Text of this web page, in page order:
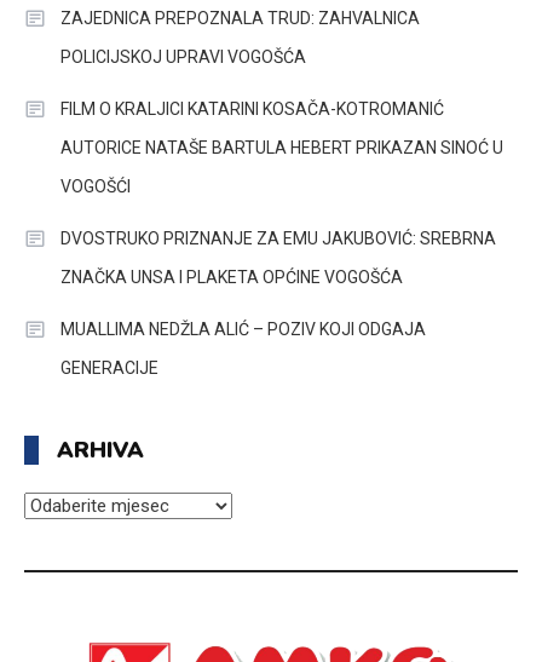
ZAJEDNICA PREPOZNALA TRUD: ZAHVALNICA
POLICIJSKOJ UPRAVI VOGOŠĆA
FILM O KRALJICI KATARINI KOSAČA-KOTROMANIĆ
AUTORICE NATAŠE BARTULA HEBERT PRIKAZAN SINOĆ U
VOGOŠĆI
DVOSTRUKO PRIZNANJE ZA EMU JAKUBOVIĆ: SREBRNA
ZNAČKA UNSA I PLAKETA OPĆINE VOGOŠĆA
MUALLIMA NEDŽLA ALIĆ – POZIV KOJI ODGAJA
GENERACIJE
ARHIVA
ARHIVA